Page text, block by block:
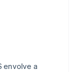
envolve a